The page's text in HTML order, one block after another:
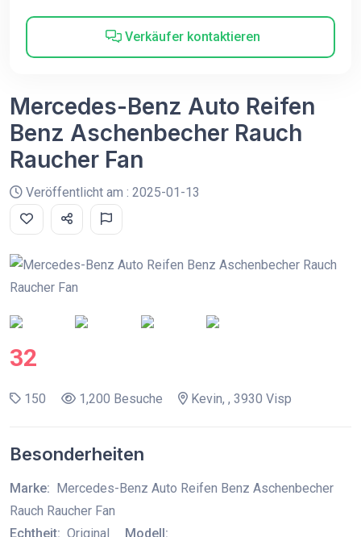
Verkäufer kontaktieren
Mercedes-Benz Auto Reifen
Benz Aschenbecher Rauch
Raucher Fan
Veröffentlicht am : 2025-01-13
32
150 1,200 Besuche Kevin, , 3930 Visp
Besonderheiten
Marke: Mercedes-Benz Auto Reifen Benz Aschenbecher
Rauch Raucher Fan
Echtheit: Original Modell: